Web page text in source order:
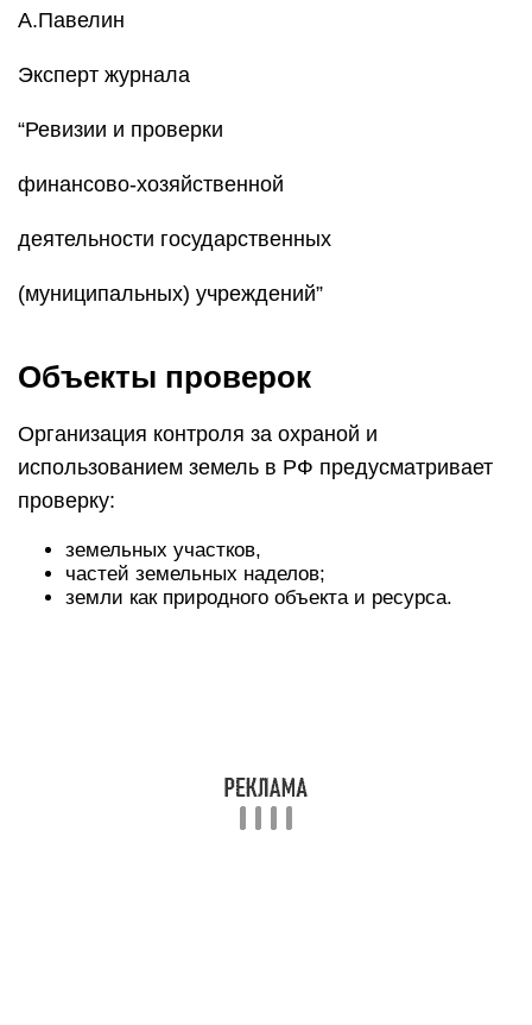
Все объекты надзора можно поделить на две
К первой относят землю как часть земной
поверхности, которая рассматривается в
качестве природного объекта и важного ресурса.
Под непосредственным объектом понимается
должен быть индивидуализированным, то есть
иметь четко установленные границы, размеры и
отнести, например, земли: